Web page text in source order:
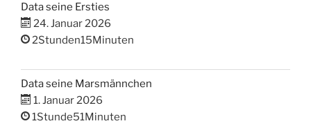
Data seine Ersties
24. Januar 2026
2Stunden15Minuten
Data seine Marsmännchen
1. Januar 2026
1Stunde51Minuten